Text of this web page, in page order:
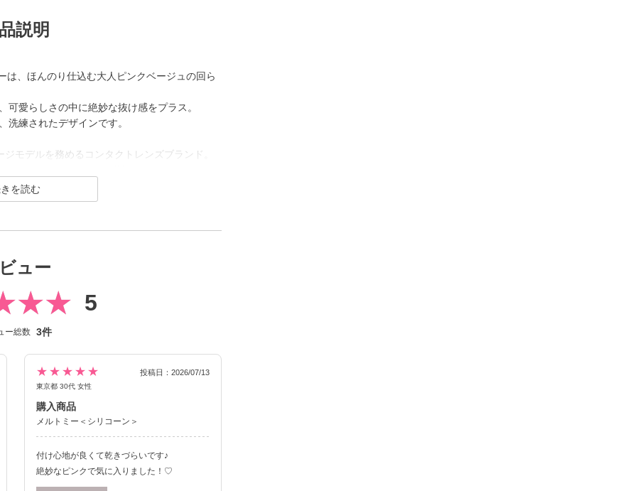
説明
、ほんのり仕込む大人ピンクベージュの回ら
愛らしさの中に絶妙な抜け感をプラス。
洗練されたデザインです。
モデルを務めるコンタクトレンズブランド。
ハイドロゲル素材へとリニューアル！
みの販売となります）
ラコン(※)」の他、垢抜けトーンアップカラー
叶えるSIE.（シー）は毎日のマストアイテムに
を抑え定位置で安定させます。
ュー
5
ー総数 3件
★★★★★
東京都 30代 女性
投稿日：2026/07/13
購入商品
メルトミー＜シリコーン＞
付け心地が良くて乾きづらいです♪
絶妙なピンクで気に入りました！♡